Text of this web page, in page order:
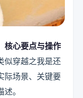
核心要点与操作
似穿越之我是还
际场景、关键要
。